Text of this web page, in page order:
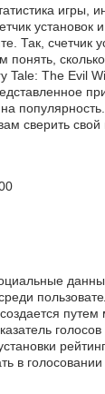
игры,
установок
Так, счетчик
понять,
Tale: The Evil
на
сверить
путем
в